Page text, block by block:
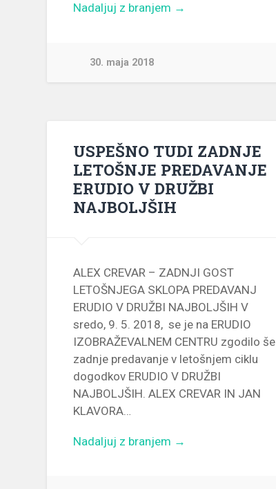
Nadaljuj z branjem →
30. maja 2018
USPEŠNO TUDI ZADNJE
LETOŠNJE PREDAVANJE
ERUDIO V DRUŽBI
NAJBOLJŠIH
ALEX CREVAR – ZADNJI GOST
LETOŠNJEGA SKLOPA PREDAVANJ
ERUDIO V DRUŽBI NAJBOLJŠIH V
sredo, 9. 5. 2018, se je na ERUDIO
IZOBRAŽEVALNEM CENTRU zgodilo še
zadnje predavanje v letošnjem ciklu
dogodkov ERUDIO V DRUŽBI
NAJBOLJŠIH. ALEX CREVAR IN JAN
KLAVORA…
Nadaljuj z branjem →